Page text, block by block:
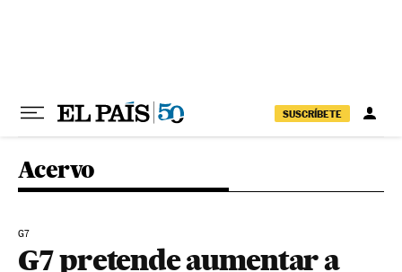
SUSCRÍBETE
Acervo
G7
G7 pretende aumentar a